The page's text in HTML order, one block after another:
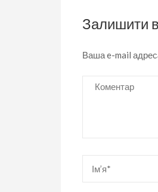
Залишити
Ваша e-mail
Коментар